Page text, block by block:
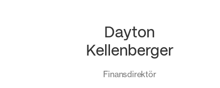
Dayton
Kellenberger
Finansdirektör